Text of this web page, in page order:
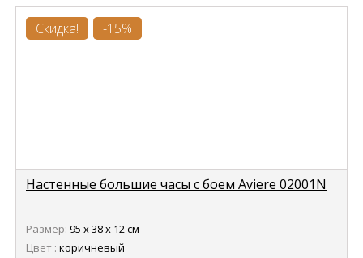
Скидка! -15%
Настенные большие часы с боем Aviere 02001N
Размер: 95 х 38 х 12 см
Цвет : коричневый